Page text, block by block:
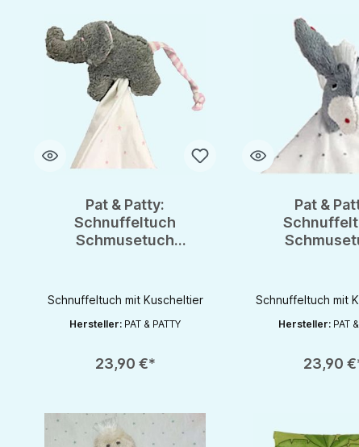
Pat & Patty:
Schnuffeltuch
Schmusetuch
Baumwolle
Schnuffeltuch mit Kuscheltier
Hersteller: PAT & PATTY
23,90 €*
Pat &
Schnuffeltuch mit
Hersteller: PAT
23,90